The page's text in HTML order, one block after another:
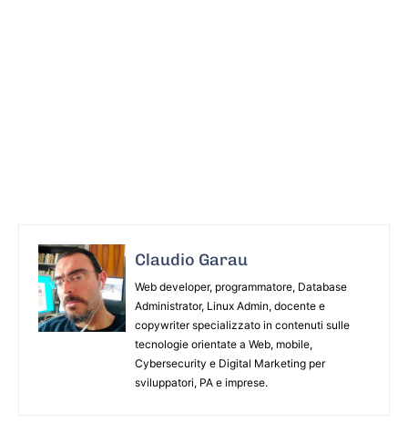
Claudio Garau
Web developer, programmatore, Database
Administrator, Linux Admin, docente e
copywriter specializzato in contenuti sulle
tecnologie orientate a Web, mobile,
Cybersecurity e Digital Marketing per
sviluppatori, PA e imprese.